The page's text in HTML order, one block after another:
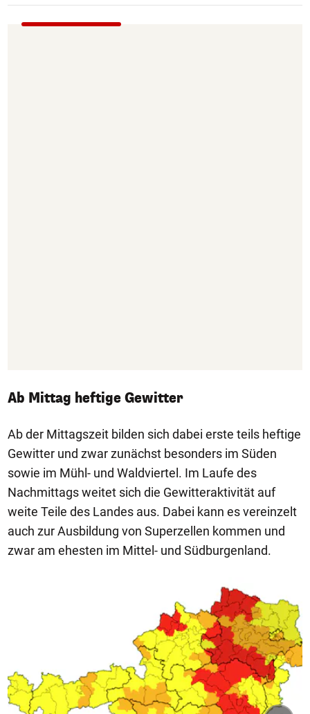
Ab Mittag heftige Gewitter
Ab der Mittagszeit bilden sich dabei erste teils heftige
Gewitter und zwar zunächst besonders im Süden
sowie im Mühl- und Waldviertel. Im Laufe des
Nachmittags weitet sich die Gewitteraktivität auf
weite Teile des Landes aus. Dabei kann es vereinzelt
auch zur Ausbildung von Superzellen kommen und
zwar am ehesten im Mittel- und Südburgenland.